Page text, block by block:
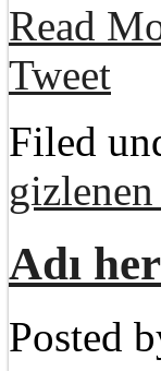
Read
Tweet
Filed
Adı
Posted